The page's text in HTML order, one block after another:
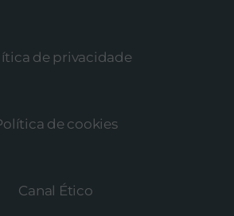
de privacidade
de cookies
Canal Ético